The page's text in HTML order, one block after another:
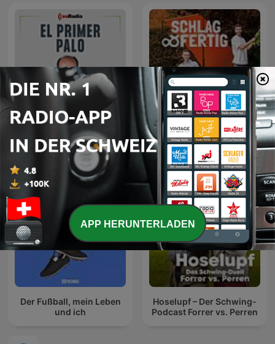
El Primer Palo SCHLAG UND FERTIG
Der Fußball, mein Leben
und ich
Hoselupf – Der Schwing-
Podcast Forrer vs. Perren
APP HERUNTERLADEN